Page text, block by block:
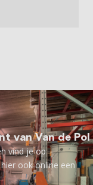
van Van de Pol
vind je op
ook online een